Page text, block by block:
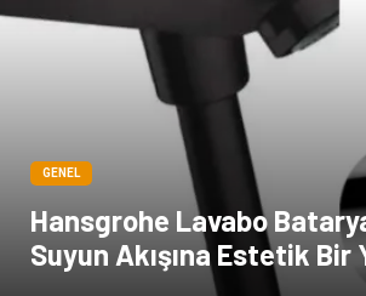
GENEL
Hansgrohe Lavabo
Suyun Akışına Estetik Bir